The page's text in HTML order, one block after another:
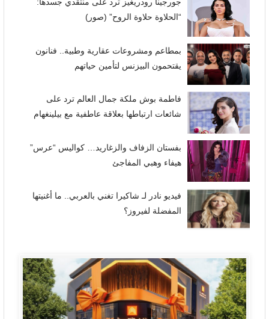
جورجينا رودريغيز ترد على منتقدي جسدها:
“الحلاوة حلاوة الروح” (صور)
بمطاعم ومشروعات عقارية وطبية.. فنانون
يقتحمون البيزنس لتأمين حياتهم
فاطمة بوش ملكة جمال العالم ترد على
شائعات ارتباطها بعلاقة عاطفية مع بيلينغهام
بفستان الزفاف والزغاريد… كواليس “عرس”
هيفاء وهبي المفاجئ
فيديو نادر لـ شاكيرا تغني بالعربي.. ما أغنيتها
المفضلة لفيروز؟